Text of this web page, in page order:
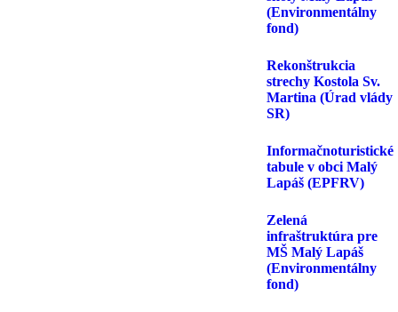
(Environmentálny
fond)
Rekonštrukcia
strechy Kostola Sv.
Martina (Úrad vlády
SR)
Informačnoturistické
tabule v obci Malý
Lapáš (EPFRV)
Zelená
infraštruktúra pre
MŠ Malý Lapáš
(Environmentálny
fond)